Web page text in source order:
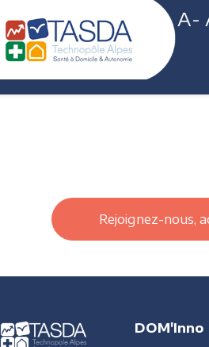
A-
Rejoignez-nous,
DOM'Inno